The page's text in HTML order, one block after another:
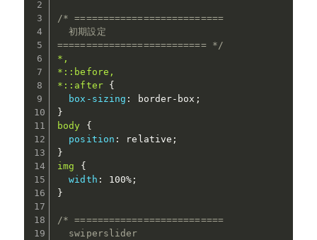
/* ==========================
  初期設定
========================== */
*,
*::before,
*::after
{
box-sizing : border-box ;
}
body
{
position : relative ;
}
img
{
width : 100% ;
}
/* ==========================
  swiperslider